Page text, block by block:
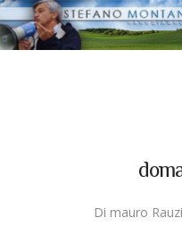
Di mauro Rauzi